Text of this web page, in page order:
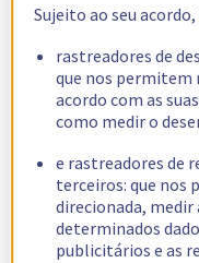
Sujeito ao seu
rastreadores de
que nos permitem
acordo com as
como medir o
e rastreadores de
terceiros: que nos
direcionada,
determinados
publicitários e as